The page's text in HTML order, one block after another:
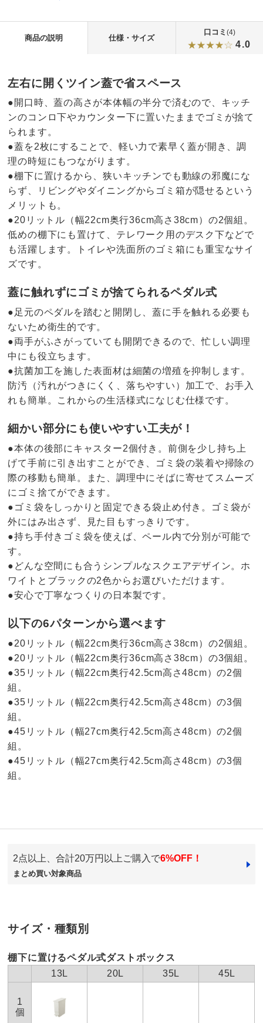
商品の説明 仕様・サイズ
口コミ (4)
4.0
左右に開くツイン蓋で省スペース
●開口時、蓋の高さが本体幅の半分で済むので、キッチ
ンのコンロ下やカウンター下に置いたままでゴミが捨て
られます。
●蓋を2枚にすることで、軽い力で素早く蓋が開き、調
理の時短にもつながります。
●棚下に置けるから、狭いキッチンでも動線の邪魔にな
らず、リビングやダイニングからゴミ箱が隠せるという
メリットも。
●20リットル（幅22cm奥行36cm高さ38cm）の2個組。
低めの棚下にも置けて、テレワーク用のデスク下などで
も活躍します。トイレや洗面所のゴミ箱にも重宝なサイ
ズです。
蓋に触れずにゴミが捨てられるペダル式
●足元のペダルを踏むと開閉し、蓋に手を触れる必要も
ないため衛生的です。
●両手がふさがっていても開閉できるので、忙しい調理
中にも役立ちます。
●抗菌加工を施した表面材は細菌の増殖を抑制します。
防汚（汚れがつきにくく、落ちやすい）加工で、お手入
れも簡単。これからの生活様式になじむ仕様です。
細かい部分にも使いやすい工夫が！
●本体の後部にキャスター2個付き。前側を少し持ち上
げて手前に引き出すことができ、ゴミ袋の装着や掃除の
際の移動も簡単。また、調理中にそばに寄せてスムーズ
にゴミ捨てができます。
●ゴミ袋をしっかりと固定できる袋止め付き。ゴミ袋が
外にはみ出さず、見た目もすっきりです。
●持ち手付きゴミ袋を使えば、ペール内で分別が可能で
す。
●どんな空間にも合うシンプルなスクエアデザイン。ホ
ワイトとブラックの2色からお選びいただけます。
●安心で丁寧なつくりの日本製です。
以下の6パターンから選べます
●20リットル（幅22cm奥行36cm高さ38cm）の2個組。
●20リットル（幅22cm奥行36cm高さ38cm）の3個組。
●35リットル（幅22cm奥行42.5cm高さ48cm）の2個
組。
●35リットル（幅22cm奥行42.5cm高さ48cm）の3個
組。
●45リットル（幅27cm奥行42.5cm高さ48cm）の2個
組。
●45リットル（幅27cm奥行42.5cm高さ48cm）の3個
組。
商品番号 900-6421-33
価格 ¥9,490税込 ¥8,628 税抜
送料・送料種
別
基本配送料：¥ 880
※お届け先が同じであれば複数個ご購入いただいても¥880です。
■色：（ア）ホワイト（イ）ブラック
★★★★★
★★★★★
ブラック
ペダル式を使用するのははじめてなので類似品との比較
2点以上、合計20万円以上ご購入で6%OFF！
まとめ買い対象商品
サイズ・種類別
棚下に置けるペダル式ダストボックス
13L
20L 35L 45L
1
個